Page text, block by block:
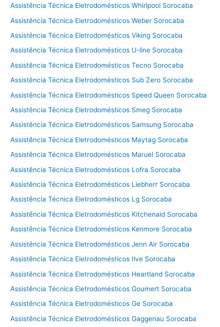
o
t
Assistência Técnica Eletrodomésticos Whirlpool Sorocaba
Assistência Técnica Eletrodomésticos Weber Sorocaba
Assistência Técnica Eletrodomésticos Viking Sorocaba
Assistência Técnica Eletrodomésticos U-line Sorocaba
Assistência Técnica Eletrodomésticos Tecno Sorocaba
Assistência Técnica Eletrodomésticos Sub Zero Sorocaba
Assistência Técnica Eletrodomésticos Speed Queen Sorocaba
Assistência Técnica Eletrodomésticos Smeg Sorocaba
Assistência Técnica Eletrodomésticos Samsung Sorocaba
Assistência Técnica Eletrodomésticos Maytag Sorocaba
Assistência Técnica Eletrodomésticos Maruel Sorocaba
Assistência Técnica Eletrodomésticos Lofra Sorocaba
Assistência Técnica Eletrodomésticos Liebherr Sorocaba
Assistência Técnica Eletrodomésticos Lg Sorocaba
Assistência Técnica Eletrodomésticos Kitchenaid Sorocaba
Assistência Técnica Eletrodomésticos Kenmore Sorocaba
Assistência Técnica Eletrodomésticos Jenn Air Sorocaba
Assistência Técnica Eletrodomésticos Ilve Sorocaba
Assistência Técnica Eletrodomésticos Heartland Sorocaba
Assistência Técnica Eletrodomésticos Goumert Sorocaba
Assistência Técnica Eletrodomésticos Ge Sorocaba
Assistência Técnica Eletrodomésticos Gaggenau Sorocaba